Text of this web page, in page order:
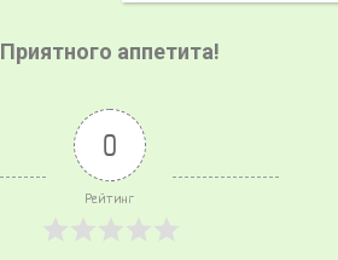
Приятного аппетита!
0
Рейтинг